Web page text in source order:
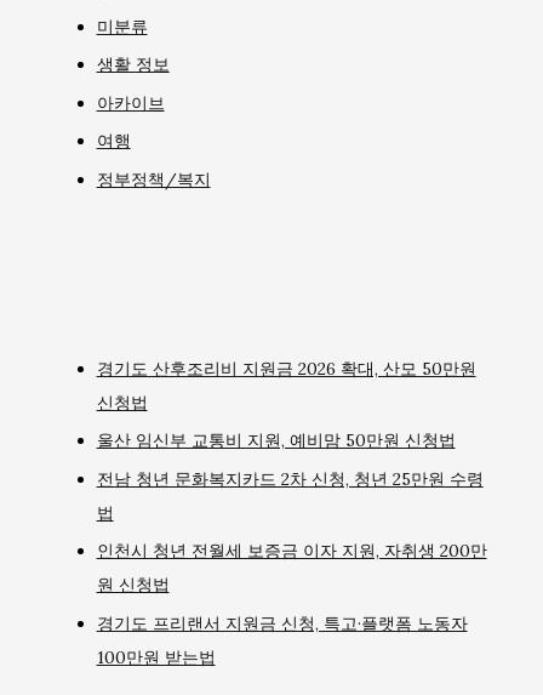
미분류
생활 정보
아카이브
여행
정부정책/복지
경기도 산후조리비 지원금 2026 확대, 산모 50만원
신청법
울산 임신부 교통비 지원, 예비맘 50만원 신청법
전남 청년 문화복지카드 2차 신청, 청년 25만원 수령
법
인천시 청년 전월세 보증금 이자 지원, 자취생 200만
원 신청법
경기도 프리랜서 지원금 신청, 특고·플랫폼 노동자
100만원 받는법